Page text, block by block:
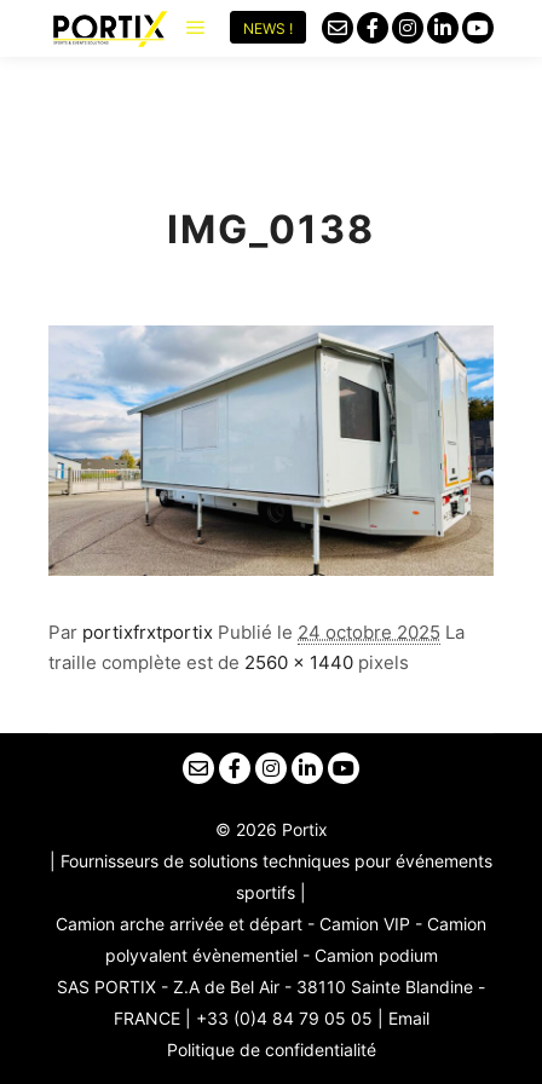
NEWS !
IMG_0138
Par portixfrxtportix Publié le 24 octobre 2025 La
traille complète est de 2560 × 1440 pixels
© 2026 Portix
| Fournisseurs de solutions techniques pour événements
sportifs |
Camion arche arrivée et départ - Camion VIP - Camion
polyvalent évènementiel - Camion podium
SAS PORTIX - Z.A de Bel Air - 38110 Sainte Blandine -
FRANCE | +33 (0)4 84 79 05 05 | Email
Politique de confidentialité